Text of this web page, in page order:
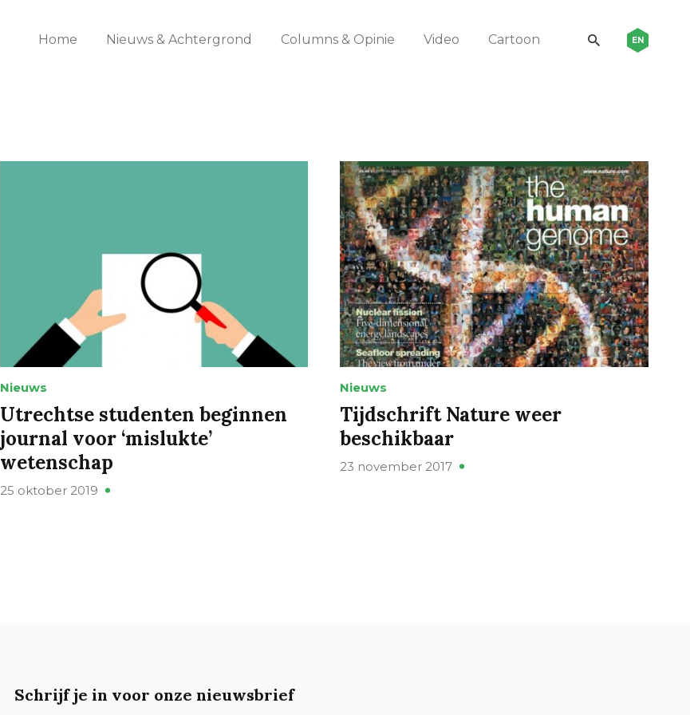
Home Nieuws & Achtergrond Columns & Opinie Video Cartoon EN
Nieuws
Utrechtse studenten beginnen
journal voor ‘mislukte’
wetenschap
25 oktober 2019
Nieuws
Tijdschrift Nature weer
beschikbaar
23 november 2017
Schrijf je in voor onze nieuwsbrief